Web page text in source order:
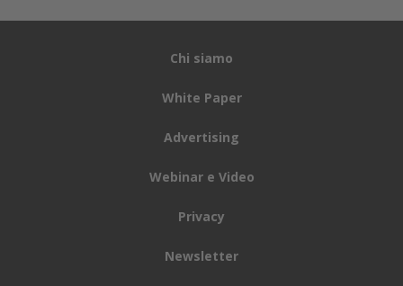
Chi siamo
White Paper
Advertising
Webinar e Video
Privacy
Newsletter